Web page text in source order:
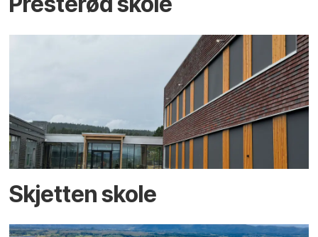
Skjetten skole